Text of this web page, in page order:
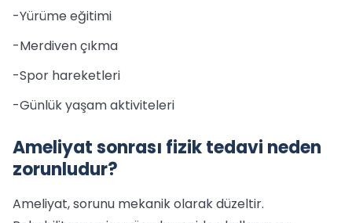
-Yürüme eğitimi
-Merdiven çıkma
-Spor hareketleri
-Günlük yaşam aktiviteleri
Ameliyat sonrası fizik tedavi neden
zorunludur?
Ameliyat, sorunu mekanik olarak düzeltir.